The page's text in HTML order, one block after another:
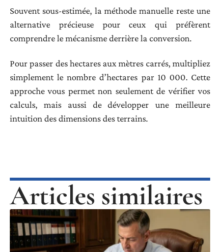
Souvent sous-estimée, la méthode manuelle reste une
alternative précieuse pour ceux qui préfèrent
comprendre le mécanisme derrière la conversion.
Pour passer des hectares aux mètres carrés, multipliez
simplement le nombre d’hectares par 10 000. Cette
approche vous permet non seulement de vérifier vos
calculs, mais aussi de développer une meilleure
intuition des dimensions des terrains.
Articles similaires